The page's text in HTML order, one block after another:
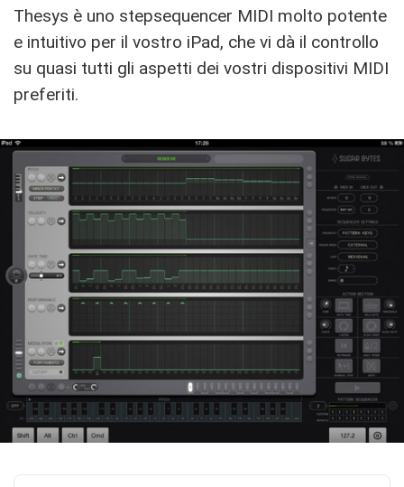
Thesys è uno stepsequencer MIDI molto potente
e intuitivo per il vostro iPad, che vi dà il controllo
su quasi tutti gli aspetti dei vostri dispositivi MIDI
preferiti.